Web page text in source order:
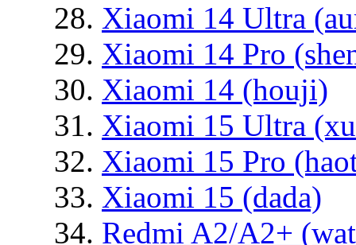
Xiaomi 14 Ultra
Xiaomi 14 Pro
Xiaomi 14 (houji)
Xiaomi 15 Ultra
Xiaomi 15 Pro
Xiaomi 15 (dada)
Redmi A2/A2+